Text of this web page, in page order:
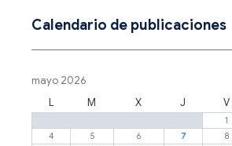
Calendario de publicaciones
mayo 2026
L
M X J V
1
4
5 6 7 8